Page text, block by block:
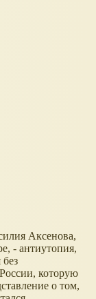
Аксенова,
- антиутопия,
которую
о том,